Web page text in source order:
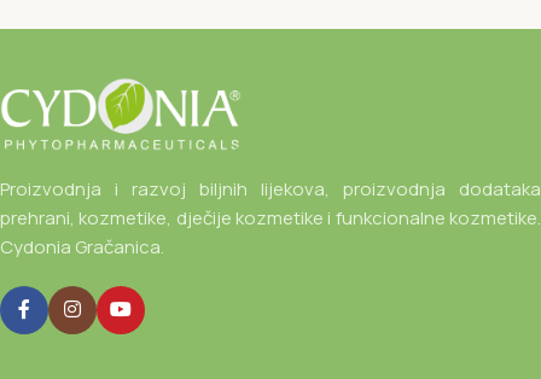
Proizvodnja i razvoj biljnih lijekova, proizvodnja dodataka
prehrani, kozmetike, dječije kozmetike i funkcionalne kozmetike.
Cydonia Gračanica.